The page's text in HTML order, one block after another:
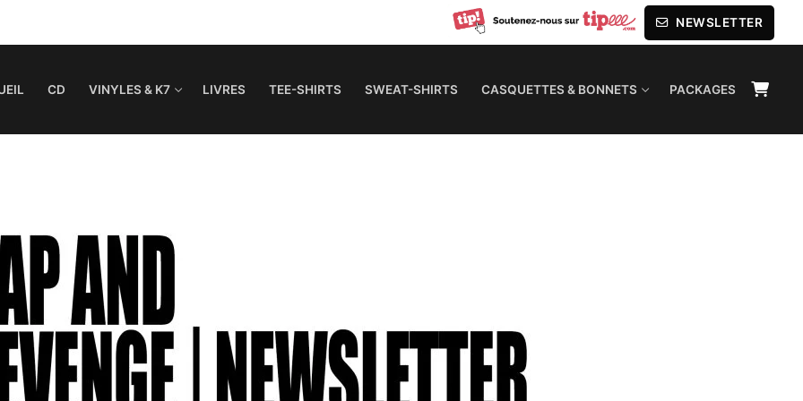
NEWSLETTER
CD VINYLES & K7 LIVRES TEE-SHIRTS SWEAT-SHIRTS CASQUETTES & BONNETS PACKAGES